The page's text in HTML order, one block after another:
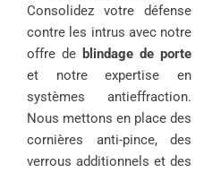
Consolidez votre défense
contre les intrus avec notre
offre de blindage de porte
et notre expertise en
systèmes antieffraction.
Nous mettons en place des
cornières anti-pince, des
verrous additionnels et des